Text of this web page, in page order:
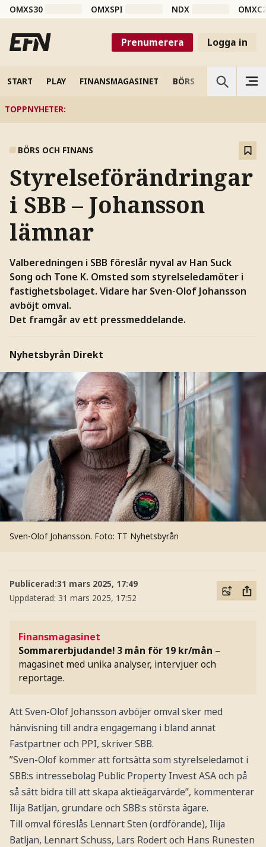
OMXS30 OMXSPI NDX
Prenumerera Logga in
START PLAY FINANSMAGASINET BÖRS VETENSKAP
TOPPNYHETER:
BÖRS OCH FINANS
Styrelseförändringar
i SBB – Johansson
lämnar
Valberedningen i SBB föreslår nyval av Han Suck
Song och Tone K. Omsted som styrelseledamöter i
fastighetsbolaget. Vidare har Sven-Olof Johansson
avböjt omval.
Det framgår av ett pressmeddelande.
Nyhetsbyrån Direkt
Sven-Olof Johansson. Foto: TT Nyhetsbyrån
Publicerad:31 mars 2025, 17:49
Uppdaterad: 31 mars 2025, 17:52
Finansmagasinet
Sommarerbjudande! 3 mån för 19 kr/mån –
magasinet med unika analyser, intervjuer och
reportage.
Att Sven-Olof Johansson avböjer omval sker med
hänvisning till andra engagemang i bland annat
Fastpartner och PPI, skriver SBB.
”Sven-Olof kommer att fortsätta som styrelseledamot i
SBB:s intressebolag Public Property Invest ASA och på
så sätt bidra till att skapa aktieägarvärde”, kommenterar
Ilija Batljan, grundare och SBB:s största ägare.
Till omval föreslås Lennart Sten (ordförande), Ilija
Batljan, Lennart Schuss, Lars Rodert och Hans Runesten